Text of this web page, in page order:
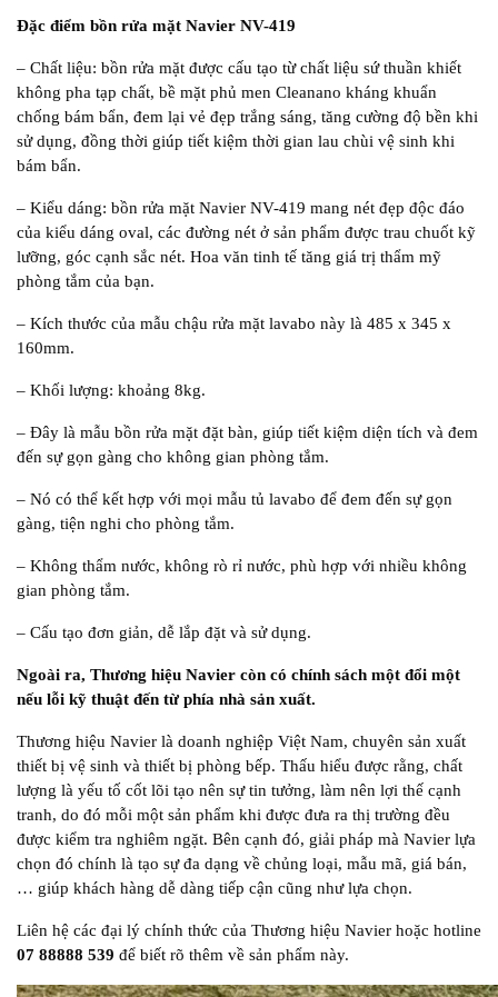
Đặc điểm bồn rửa mặt Navier NV-419
– Chất liệu: bồn rửa mặt được cấu tạo từ chất liệu sứ thuần khiết
không pha tạp chất, bề mặt phủ men Cleanano kháng khuẩn
chống bám bẩn, đem lại vẻ đẹp trắng sáng, tăng cường độ bền khi
sử dụng, đồng thời giúp tiết kiệm thời gian lau chùi vệ sinh khi
bám bẩn.
– Kiểu dáng: bồn rửa mặt Navier NV-419 mang nét đẹp độc đáo
của kiểu dáng oval, các đường nét ở sản phẩm được trau chuốt kỹ
lưỡng, góc cạnh sắc nét. Hoa văn tinh tế tăng giá trị thẩm mỹ
phòng tắm của bạn.
– Kích thước của mẫu chậu rửa mặt lavabo này là 485 x 345 x
160mm.
– Khối lượng: khoảng 8kg.
– Đây là mẫu bồn rửa mặt đặt bàn, giúp tiết kiệm diện tích và đem
đến sự gọn gàng cho không gian phòng tắm.
– Nó có thể kết hợp với mọi mẫu tủ lavabo để đem đến sự gọn
gàng, tiện nghi cho phòng tắm.
– Không thẩm nước, không rò rỉ nước, phù hợp với nhiều không
gian phòng tắm.
– Cấu tạo đơn giản, dễ lắp đặt và sử dụng.
Ngoài ra, Thương hiệu Navier còn có chính sách một đổi một
nếu lỗi kỹ thuật đến từ phía nhà sản xuất.
Thương hiệu Navier là doanh nghiệp Việt Nam, chuyên sản xuất
thiết bị vệ sinh và thiết bị phòng bếp. Thấu hiểu được rằng, chất
lượng là yếu tố cốt lõi tạo nên sự tin tưởng, làm nên lợi thế cạnh
tranh, do đó mỗi một sản phẩm khi được đưa ra thị trường đều
được kiểm tra nghiêm ngặt. Bên cạnh đó, giải pháp mà Navier lựa
chọn đó chính là tạo sự đa dạng về chủng loại, mẫu mã, giá bán,
… giúp khách hàng dễ dàng tiếp cận cũng như lựa chọn.
Liên hệ các đại lý chính thức của Thương hiệu Navier hoặc hotline
07 88888 539 để biết rõ thêm về sản phẩm này.